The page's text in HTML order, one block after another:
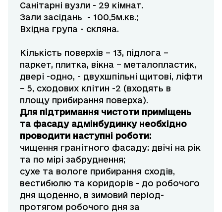
Санітарні вузли - 29 кімнат.
Зали засідань - 100,5м.кв.;
Вхідна група - скляна.
Кількість поверхів – 13, підлога –
паркет, плитка, вікна – металопластик,
двері -одно, - двухшпільні щитові, ліфти
– 5, сходових клітин -2 (входять в
площу прибирання поверха).
Для підтримання чистоти приміщень
та фасаду адмінбудинку необхідно
проводити наступні роботи:
чищення гранітного фасаду: двічі на рік
та по мірі забруднення;
сухе та вологе прибирання сходів,
вестибюлю та коридорів - до робочого
дня щоденно, в зимовий період-
протягом робочого дня за